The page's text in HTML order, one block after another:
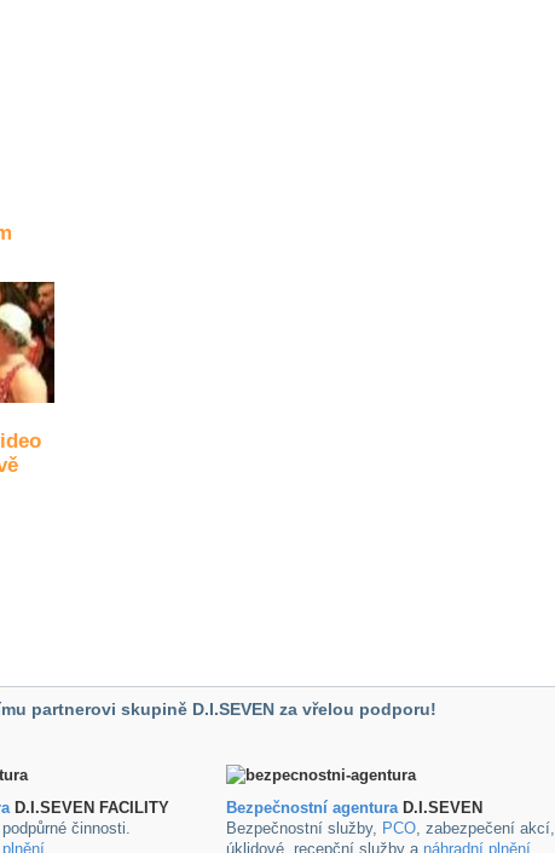
partnerovi skupině D.I.SEVEN za vřelou podporu!
D.I.SEVEN FACILITY
činnosti.
plnění
Bezpečnostní agenturaD.I.SEVEN
Bezpečnostní služby, PCO, zabezpečení akcí,
úklidové ,recepční služby a náhradní plnění